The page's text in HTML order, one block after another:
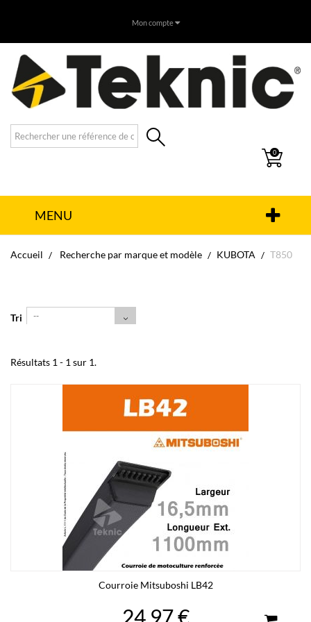
Mon compte
0
MENU
Accueil Recherche par marque et modèle KUBOTA T850
Tri --
Résultats 1 - 1 sur 1.
Courroie Mitsuboshi LB42
24,97 €